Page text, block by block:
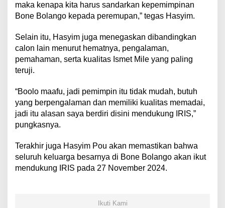
maka kenapa kita harus sandarkan kepemimpinan
Bone Bolango kepada peremupan,” tegas Hasyim.
Selain itu, Hasyim juga menegaskan dibandingkan
calon lain menurut hematnya, pengalaman,
pemahaman, serta kualitas Ismet Mile yang paling
teruji.
“Boolo maafu, jadi pemimpin itu tidak mudah, butuh
yang berpengalaman dan memiliki kualitas memadai,
jadi itu alasan saya berdiri disini mendukung IRIS,”
pungkasnya.
Terakhir juga Hasyim Pou akan memastikan bahwa
seluruh keluarga besarnya di Bone Bolango akan ikut
mendukung IRIS pada 27 November 2024.
Ikuti Kami